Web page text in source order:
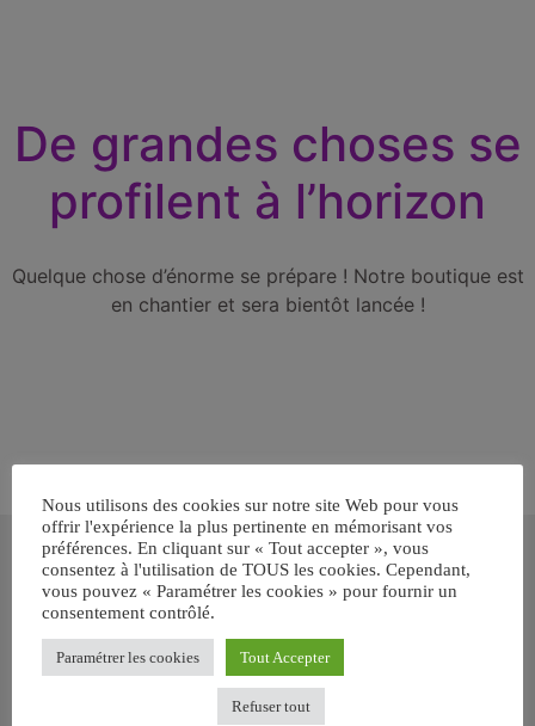
De grandes choses se
profilent à l’horizon
Quelque chose d’énorme se prépare ! Notre boutique est
en chantier et sera bientôt lancée !
Inscrivez-vous gratuitement pour
recevoir votre guide BARF gratuit !
Vous voulez savoir comment bien nourrir votre chien ou chat
avec le BARF ? Inscrivez-vous pour recevoir
GRATUIT SUR LE BARF EN PDF immédiatement
Nous utilisons des cookies sur notre site Web pour vous
offrir l'expérience la plus pertinente en mémorisant vos
préférences. En cliquant sur « Tout accepter », vous
consentez à l'utilisation de TOUS les cookies. Cependant,
vous pouvez « Paramétrer les cookies » pour fournir un
consentement contrôlé.
Paramétrer les cookies Tout Accepter
Refuser tout